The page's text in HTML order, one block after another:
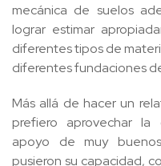
mecánica de suelos
lograr estimar
diferentes tipos de
diferentes fundaciones
Más allá de hacer un
prefiero aprovechar
apoyo de muy
pusieron su capacidad,